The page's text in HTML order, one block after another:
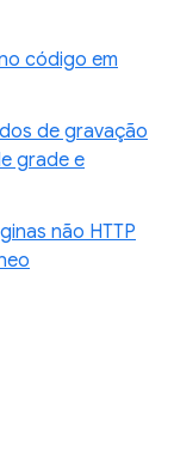
código em
de gravação
grade e
não HTTP